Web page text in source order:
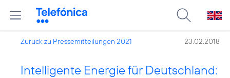
Zurück zu Pressemitteilungen 2021 23.02.2018
Intelligente Energie für Deutschland: